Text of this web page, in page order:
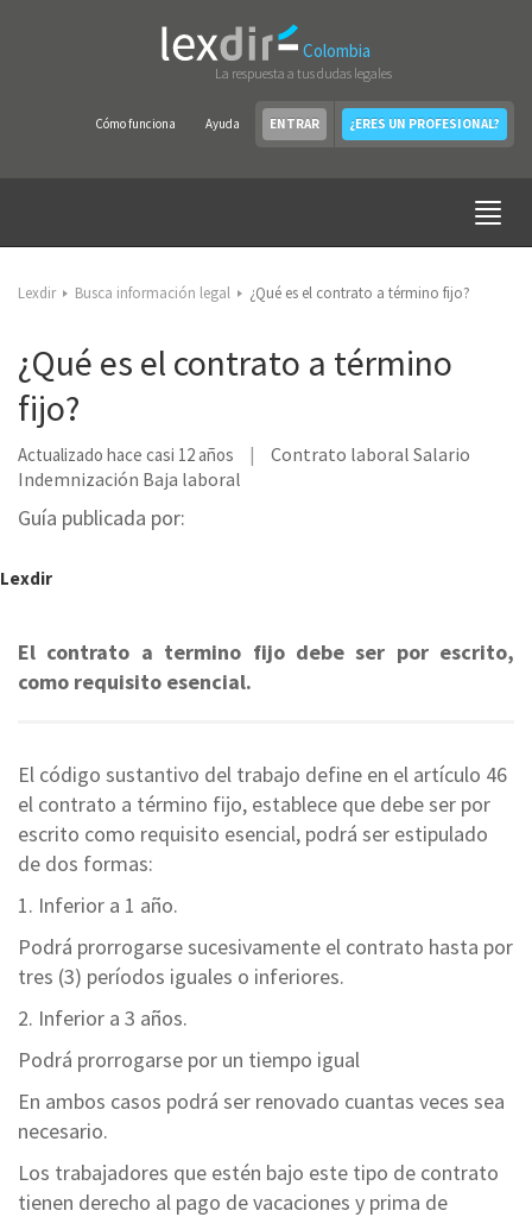
Colombia
La respuesta a tus dudas legales
Cómo funciona Ayuda ENTRAR ¿ERES UN PROFESIONAL?
Lexdir Busca información legal ¿Qué es el contrato a término fijo?
¿Qué es el contrato a término
fijo?
Actualizado hace casi 12 años
Contrato laboral Salario
Indemnización Baja laboral
Guía publicada por:
Lexdir
El contrato a termino fijo debe ser por escrito,
como requisito esencial.
El código sustantivo del trabajo define en el artículo 46
el contrato a término fijo, establece que debe ser por
escrito como requisito esencial, podrá ser estipulado
de dos formas:
1. Inferior a 1 año.
Podrá prorrogarse sucesivamente el contrato hasta por
tres (3) períodos iguales o inferiores.
2. Inferior a 3 años.
Podrá prorrogarse por un tiempo igual
En ambos casos podrá ser renovado cuantas veces sea
necesario.
Los trabajadores que estén bajo este tipo de contrato
tienen derecho al pago de vacaciones y prima de